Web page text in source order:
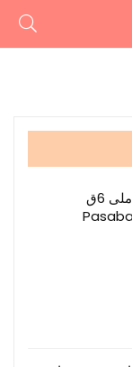
طقم مج بينجوين تركى 170 ملى 6ق